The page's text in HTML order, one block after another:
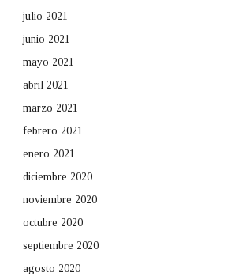
julio 2021
junio 2021
mayo 2021
abril 2021
marzo 2021
febrero 2021
enero 2021
diciembre 2020
noviembre 2020
octubre 2020
septiembre 2020
agosto 2020